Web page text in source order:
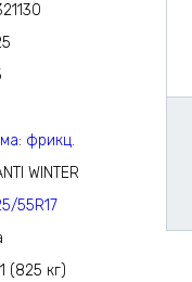
фрикц.
WINTER
55R17
(825 кг)